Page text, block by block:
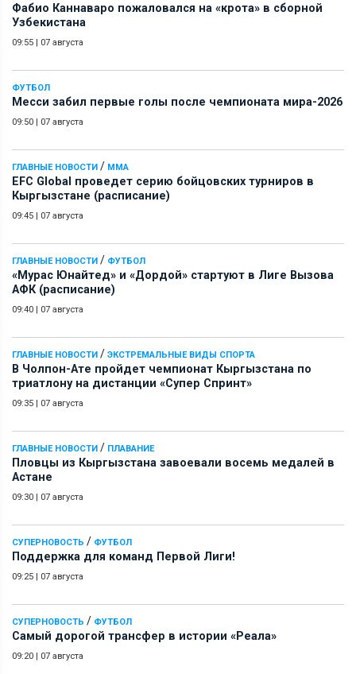
Фабио Каннаваро пожаловался на «крота» в сборной
Узбекистана
09:55 | 07 августа
ФУТБОЛ
Месси забил первые голы после чемпионата мира-2026
09:50 | 07 августа
ГЛАВНЫЕ НОВОСТИ / ММА
EFC Global проведет серию бойцовских турниров в
Кыргызстане (расписание)
09:45 | 07 августа
ГЛАВНЫЕ НОВОСТИ / ФУТБОЛ
«Мурас Юнайтед» и «Дордой» стартуют в Лиге Вызова
АФК (расписание)
09:40 | 07 августа
ГЛАВНЫЕ НОВОСТИ / ЭКСТРЕМАЛЬНЫЕ ВИДЫ СПОРТА
В Чолпон-Ате пройдет чемпионат Кыргызстана по
триатлону на дистанции «Супер Спринт»
09:35 | 07 августа
ГЛАВНЫЕ НОВОСТИ / ПЛАВАНИЕ
Пловцы из Кыргызстана завоевали восемь медалей в
Астане
09:30 | 07 августа
СУПЕРНОВОСТЬ / ФУТБОЛ
Поддержка для команд Первой Лиги!
09:25 | 07 августа
СУПЕРНОВОСТЬ / ФУТБОЛ
Самый дорогой трансфер в истории «Реала»
09:20 | 07 августа